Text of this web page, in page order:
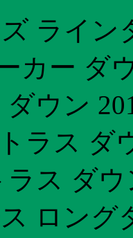
ライン
カー ダ
ウン
ラス ダ
ラス ダ
ロング